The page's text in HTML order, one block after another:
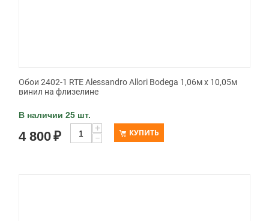
Обои 2402-1 RTE Alessandro Allori Bodega 1,06м х 10,05м
винил на флизелине
В наличии 25 шт.
4 800₽
+
−
КУПИТЬ